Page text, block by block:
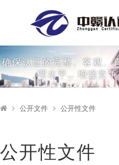
公开
确保认证的完整、客观、
理水平，增强竞
公开文件 公开性文件
公开性文件